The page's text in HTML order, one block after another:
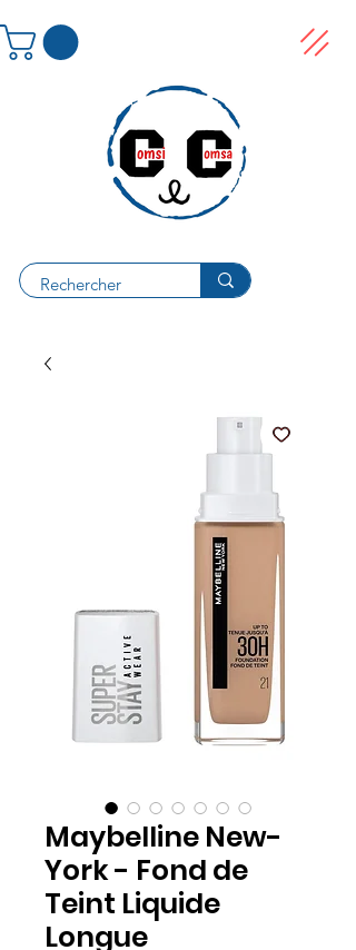
Maybelline New-
York - Fond de
Teint Liquide
Longue